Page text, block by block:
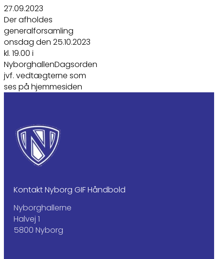
27.09.2023
Der afholdes
generalforsamling
onsdag den 25.10.2023
kl. 19.00 i
NyborghallenDagsorden
jvf. vedtægterne som
ses på hjemmesiden
Kontakt Nyborg GIF Håndbold
Nyborghallerne
Halvej 1
5800 Nyborg